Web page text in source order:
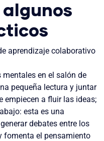
aprendizaje colaborativo
en el salón de
pequeña lectura y juntar
empiecen a fluir las ideas;
esta es una
debates entre los
fomenta el pensamiento